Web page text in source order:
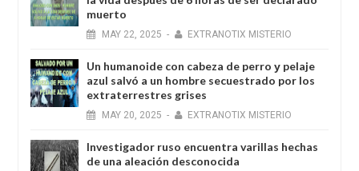
muerto
MAY 22, 2025 - EXTRANOTIX MISTERIO
Un humanoide con cabeza de perro у pelaje
azul salvó a un hombre secuestrado por los
extraterrestres grises
MAY 20, 2025 - EXTRANOTIX MISTERIO
Investigador ruso encuentra varillas hechas
de una aleación desconocida